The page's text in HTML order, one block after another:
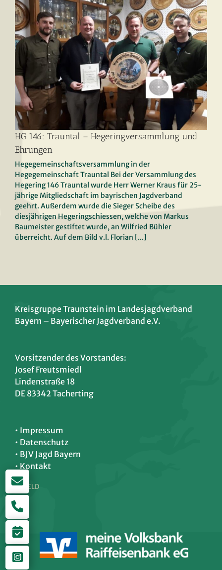
HG 146: Trauntal –
Hegeringversammlung und
Ehrungen
HG 146: Trauntal – Hegeringversammlung und
Ehrungen
Hegegemeinschaftsversammlung in der
Hegegemeinschaft Trauntal Bei der Versammlung des
Hegering 146 Trauntal wurde Herr Werner Kraus für 25-
jährige Mitgliedschaft im bayrischen Jagdverband
geehrt. Außerdem wurde die Sieger Scheibe des
diesjährigen Hegeringschiessen, welche von Markus
Baumeister gestiftet wurde, an Wilfried Bühler
überreicht. Auf dem Bild v.l. Florian [...]
Kreisgruppe Traunstein im Landesjagdverband
Bayern – Bayerischer Jagdverband e.V.
Vorsitzender des Vorstandes:
Josef Freutsmiedl
Lindenstraße 18
DE 83342 Tacherting
• Impressum
• Datenschutz
• BJV Jagd Bayern
• Kontakt
© HELD